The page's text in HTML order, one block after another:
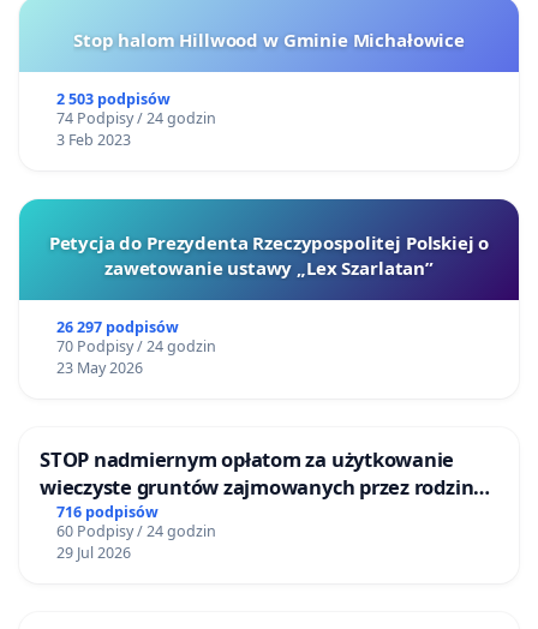
Stop halom Hillwood w Gminie Michałowice
2 503 podpisów
74 Podpisy / 24 godzin
3 Feb 2023
Petycja do Prezydenta Rzeczypospolitej Polskiej o
zawetowanie ustawy „Lex Szarlatan”
26 297 podpisów
70 Podpisy / 24 godzin
23 May 2026
STOP nadmiernym opłatom za użytkowanie
wieczyste gruntów zajmowanych przez rodzinne
ogrody działkowe.
716 podpisów
60 Podpisy / 24 godzin
29 Jul 2026